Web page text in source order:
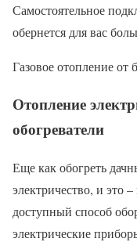
Самостоятельное
обернется для вас
Газовое отопление от
Отопление
обогреватели
Еще как обогреть
электричество, и это
доступный способ
электрические